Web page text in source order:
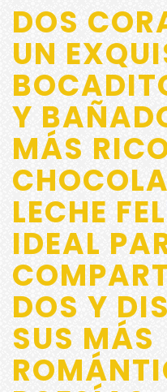
DOS
UN
Y
MÁS
LECHE
IDEAL
DOS Y
SUS MÁS